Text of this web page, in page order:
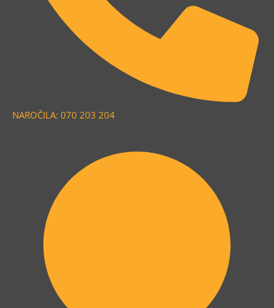
NAROČILA: 070 203 204